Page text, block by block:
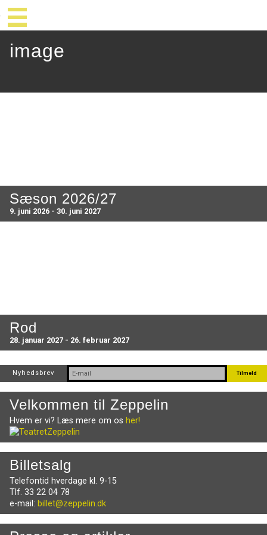
image
Sæson 2026/27
9. juni 2026 - 30. juni 2027
Rod
28. januar 2027 - 26. februar 2027
Nyhedsbrev
Velkommen til Zeppelin
Hvem er vi? Læs mere om os her!
Billetsalg
Telefontid hverdage kl. 9-15
Tlf. 33 22 04 78
e-mail: billet@zeppelin.dk